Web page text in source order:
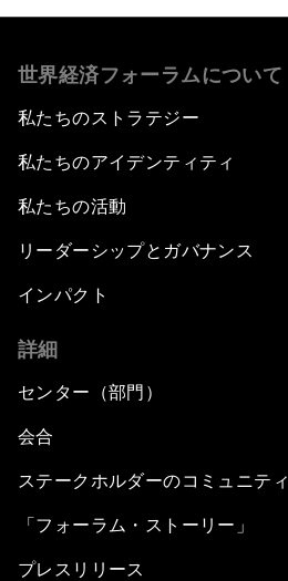
世界経済フォーラムについて
私たちのストラテジー
私たちのアイデンティティ
私たちの活動
リーダーシップとガバナンス
インパクト
詳細
センター（部門）
会合
ステークホルダーのコミュニティ
「フォーラム・ストーリー」
プレスリリース